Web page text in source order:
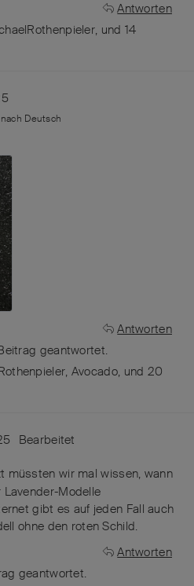
Antworten
, und 14
nach Deutsch
Antworten
geantwortet.
, Avocado, und 20
Bearbeitet
müssten wir mal wissen, wann
Modelle
gibt es auf jeden Fall auch
ohne den roten Schild.
Antworten
geantwortet.